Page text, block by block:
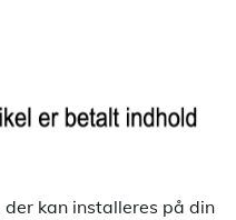
kan installeres på din